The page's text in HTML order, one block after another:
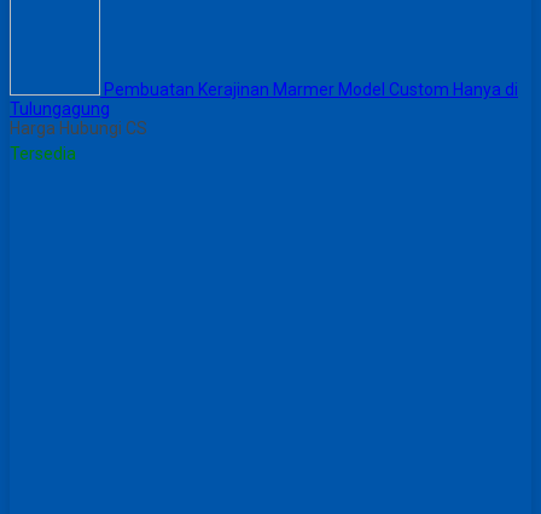
Pembuatan Kerajinan Marmer Model Custom Hanya di
Tulungagung
Harga Hubungi CS
Tersedia